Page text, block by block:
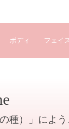
ボディ フェイ
種）」によう